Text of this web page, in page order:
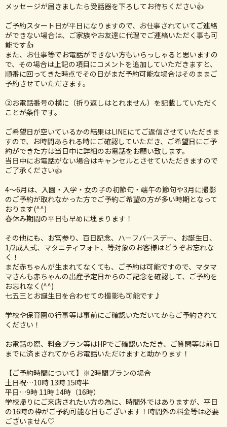
メッセージが届きましたら受話器を下ろしてお待ちください👍
ご予約スタート日が平日になりますので、お仕事されていてご連絡
ができない場合は、ご家族やお友達に代理でご連絡いただく事も可
能です👍
また、お仕事等でお電話ができない方もいらっしゃると思いますの
で、その場合は上記の項目にコメントを追加していただきますと、
順番に回ってきた時点でその日がまだ予約可能な場合はそのままご
予約させていただきます。
②お電話番号の横に（折り返しはとれません）を記載していただく
ことが条件です。
ご希望日が空いているかの結果はLINEにてご返信させていただきま
すので、お時間あられる時にご確認していただき、ご希望日にご予
約ができた方は当日中に詳細のお電話をお願い致します。
当日中にお電話がない場合はキャンセルとさせていただきますので
ご了承ください👍
4〜6月は、入園・入学・女の子の初節句・端午の節句や3月に撮影
のご予約が取れなかった方でご予約ご希望の方が多い時期となって
おります(^^)
春休み期間の平日も早めに埋まります！
その他にも、お宮参り、百日記念、ハーフバースデー、お誕生日、
1/2成人式、マタニティフォト、等対象のお客様はどうぞお忘れな
く！
まだ赤ちゃんが生まれてなくても、ご予約は可能ですので、マタマ
マさんも赤ちゃんの出産予定日からのご記念を確認して、ご予約を
お忘れなく(^^)
七五三とお誕生日を合わせての撮影も可能です♪
学校や保育園の行事等は事前にご確認いただいてからご予約されて
ください！
お電話の際、料金プラン等はHPでご確認いただき、ご質問等は前日
までに済まされてからお電話いただけますと助かります！
【ご予約時間について】※2時間プランの場合
土日祝…10時 13時 15時半
平日…9時 11時 14時（16時）
学校帰りにご来店されたい方の為に、時間外ではありますが、平日
の16時の枠がご予約可能な日もございます！時間外の料金等は必要
ございません♡